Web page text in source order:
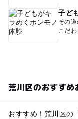
子ど
その
こだ
荒川区のおすすめ
おすすめ！荒川区の